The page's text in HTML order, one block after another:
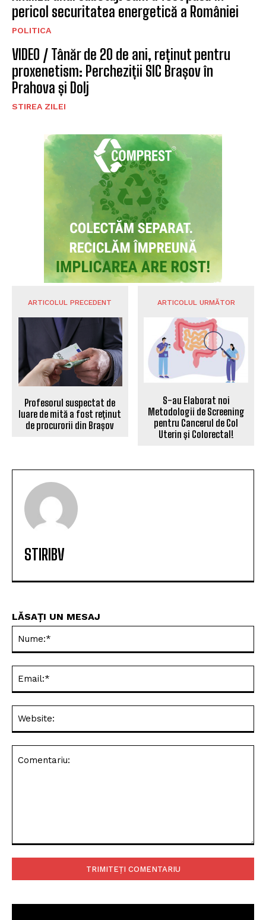
pericol securitatea energetică a României
POLITICA
VIDEO / Tânăr de 20 de ani, reținut pentru
proxenetism: Percheziții SIC Brașov în
Prahova și Dolj
STIREA ZILEI
ARTICOLUL PRECEDENT
Profesorul suspectat de
luare de mită a fost reținut
de procurorii din Brașov
ARTICOLUL URMĂTOR
S-au Elaborat noi
Metodologii de Screening
pentru Cancerul de Col
Uterin și Colorectal!
STIRIBV
LĂSAȚI UN MESAJ